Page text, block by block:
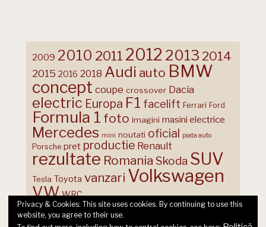
2009 2010 2011 2012 2013 2014
2015 2016 2018 Audi auto BMW
concept coupe crossover Dacia
electric Europa F1 facelift Ferrari Ford
Formula 1 foto imagini masini electrice
Mercedes mini noutati oficial piata auto
Porsche pret productie Renault
rezultate Romania Skoda SUV
Tesla Toyota vanzari Volkswagen
VW WRC
Privacy & Cookies: This site uses cookies. By continuing to use this
website, you agree to their use.